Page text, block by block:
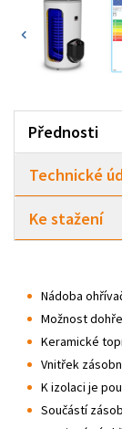
Přednosti
Technické
Ke stažení
Nádoba
Možnost
Keramické
Vnitřek
K izolaci je
Součástí